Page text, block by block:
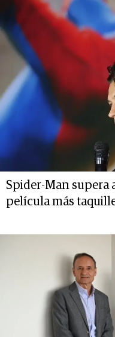
Spider-Man supera
película más